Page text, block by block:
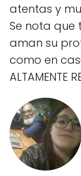
atentas y
Se nota que
aman su
como en
ALTAMENTE